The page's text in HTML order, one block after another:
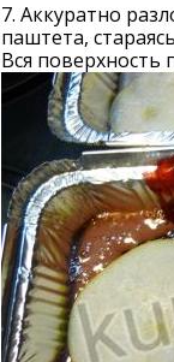
7. Аккуратно
паштета,
Вся